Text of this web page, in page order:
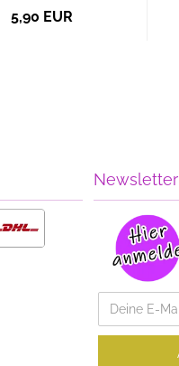
5,90 EUR
Newsletter